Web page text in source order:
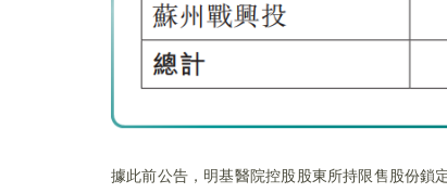
據此前公告，明基醫院控股股東所持限售股份鎖